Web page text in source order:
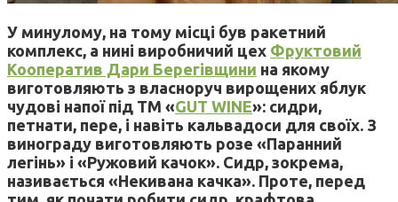
У минулому, на тому місці був ракетний
комплекс, а нині виробничий цех Фруктовий
Кооператив Дари Берегівщини на якому
виготовляють з власноруч вирощених яблук
чудові напої під ТМ «GUT WINE»: сидри,
петнати, пере, і навіть кальвадоси для своїх. З
винограду виготовляють розе «Паранний
легінь» і «Ружовий качок». Сидр, зокрема,
називається «Некивана качка». Проте, перед